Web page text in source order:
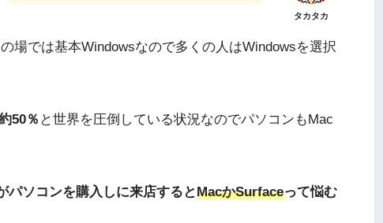
タカタカ
場では基本Windowsなので多くの人はWindowsを選択
50％ と世界を圧倒している状況なのでパソコンもMac
パソコンを購入しに来店するとMacかSurfaceって悩む